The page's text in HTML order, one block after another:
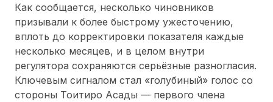
Как сообщается, несколько чиновников
призывали к более быстрому ужесточению,
вплоть до корректировки показателя каждые
несколько месяцев, и в целом внутри
регулятора сохраняются серьёзные разногласия.
Ключевым сигналом стал «голубиный» голос со
стороны Тоитиро Асады — первого члена